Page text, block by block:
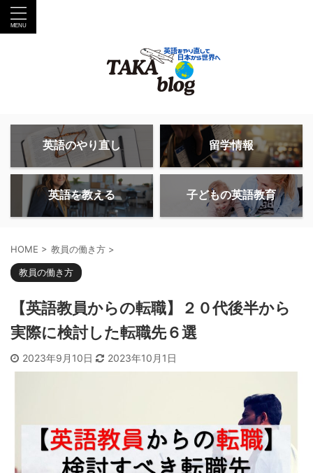
英語のやり直し 留学情報
英語を教える 子どもの英語教育
HOME > 教員の働き方 >
教員の働き方
【英語教員からの転職】２０代後半から
実際に検討した転職先６選
2023年9月10日 2023年10月1日